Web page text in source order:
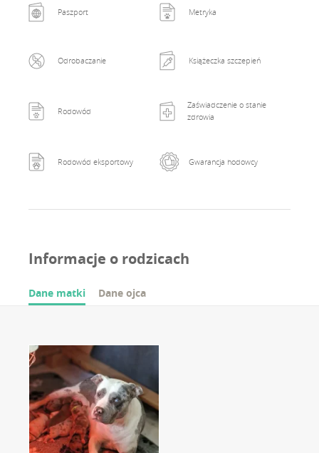
Paszport Metryka
Odrobaczanie Książeczka szczepień
Rodowód
Zaświadczenie o stanie
zdrowia
Rodowód eksportowy Gwarancja hodowcy
Informacje o rodzicach
Dane matki Dane ojca